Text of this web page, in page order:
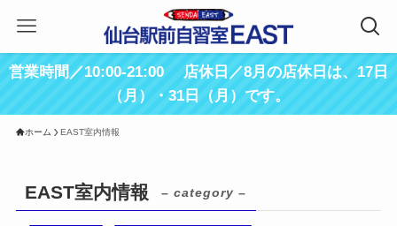
営業時間／10:00-21:00 店休日／8月の店休日は、17日
（月）・31日（月）です。
ホーム EAST室内情報
EAST室内情報 – category –